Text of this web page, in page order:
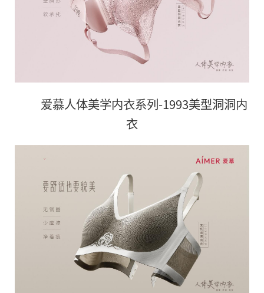
爱慕人体美学内衣系列-1993美型洞洞内
衣